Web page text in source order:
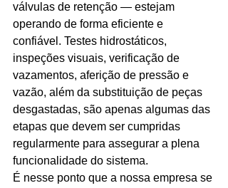
válvulas de retenção — estejam
operando de forma eficiente e
confiável. Testes hidrostáticos,
inspeções visuais, verificação de
vazamentos, aferição de pressão e
vazão, além da substituição de peças
desgastadas, são apenas algumas das
etapas que devem ser cumpridas
regularmente para assegurar a plena
funcionalidade do sistema.
É nesse ponto que a nossa empresa se